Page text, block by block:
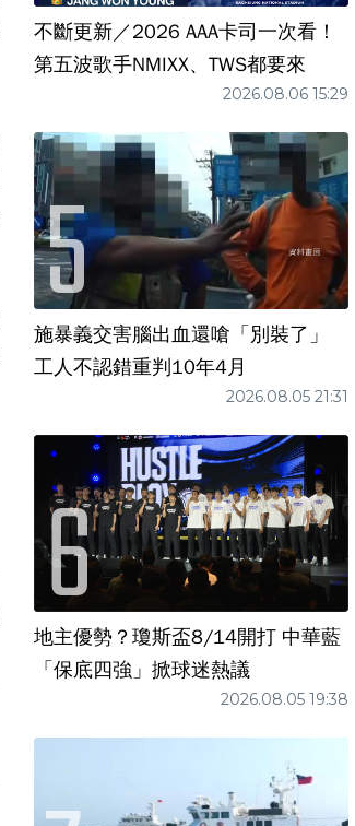
不斷更新／2026 AAA卡司一次看！
第五波歌手NMIXX、TWS都要來
2026.08.06 15:29
施暴義交害腦出血還嗆「別裝了」
工人不認錯重判10年4月
2026.08.05 21:31
地主優勢？瓊斯盃8/14開打 中華藍
「保底四強」掀球迷熱議
2026.08.05 19:38